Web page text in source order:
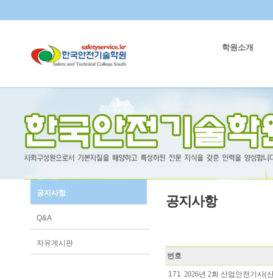
학원소개
공지사항
Q&A
자유게시판
공지사항
번호
171 2026년 2회 산업안전기사(